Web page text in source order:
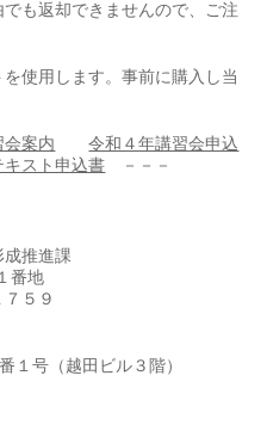
も返却できませんので、ご注
使用します。事前に購入し当
会案内
令和４年講習会申込
キスト申込書 －－－
推進課
番地
５９
１号（越田ビル３階）